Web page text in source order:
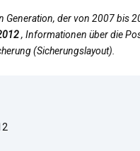
Generation, der von 2007 bis
, Informationen über die
(Sicherungslayout).